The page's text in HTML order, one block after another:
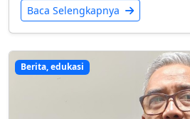
Baca Selengkapnya
Berita, edukasi